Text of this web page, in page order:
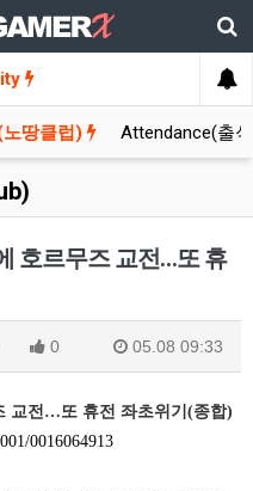
땅클럽) Attendance(출
호르무즈 교전…또 휴
0 05.08 09:33
교전…또 휴전 좌초위기(종합)
0016064913